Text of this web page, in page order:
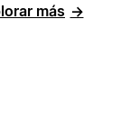
más →